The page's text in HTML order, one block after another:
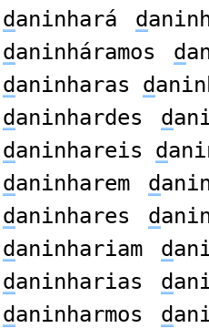
daninhará d
daninháramos d
daninharas d
daninhardes d
daninhareis d
daninharem d
daninhares d
daninhariam d
daninharias d
daninharmos d